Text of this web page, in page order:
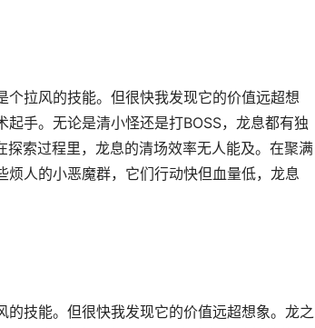
拉风的技能。但很快我发现它的价值远超想
手。无论是清小怪还是打BOSS，龙息都有独
索过程里，龙息的清场效率无人能及。在聚满
人的小恶魔群，它们行动快但血量低，龙息
技能。但很快我发现它的价值远超想象。龙之